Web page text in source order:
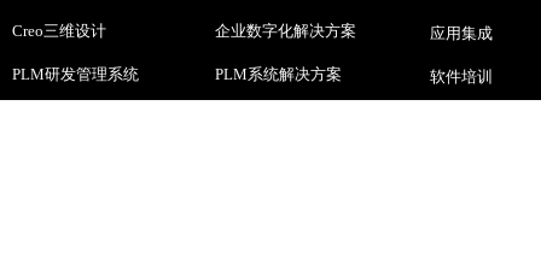
企业数字化解决方案
PLM系统解决方案
应用集成
软件培训
Creo三维设计
PLM研发管理系统